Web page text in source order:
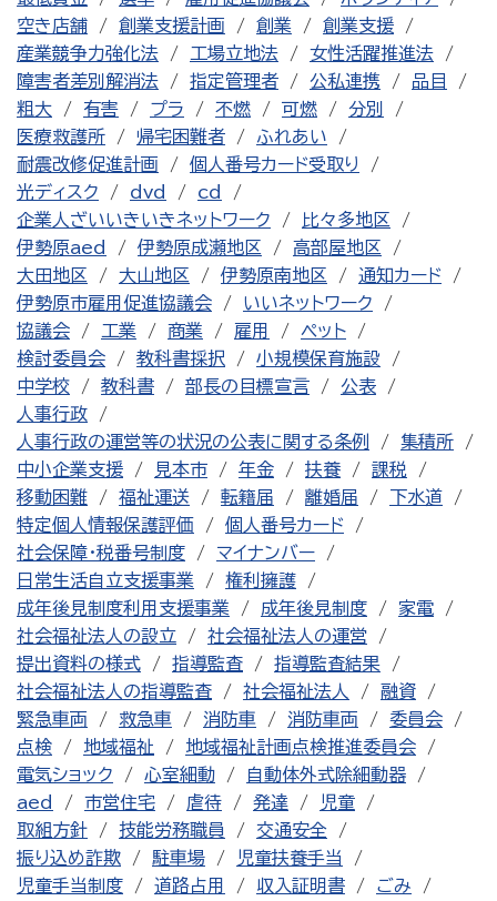
空き店舗
創業支援計画 創業
創業支援
産業競争力強化法
工場立地法
女性活躍推進法
障害者差別解消法
指定管理者 公私連携
品目
粗大
有害 プラ 不燃 可燃
分別
医療救護所
帰宅困難者
ふれあい
耐震改修促進計画
個人番号カード受取り
光ディスク
dvd
cd
企業人ざいいきいきネットワーク
比々多地区
伊勢原aed
伊勢原成瀬地区
高部屋地区
大田地区
大山地区 伊勢原南地区
通知カード
伊勢原市雇用促進協議会
いいネットワーク
協議会
工業 商業 雇用
ペット
検討委員会
教科書採択
小規模保育施設
中学校
教科書 部長の目標宣言
公表
人事行政
人事行政の運営等の状況の公表に関する条例
集積所
中小企業支援
見本市 年金 扶養
課税
移動困難
福祉運送 転籍届 離婚届
下水道
特定個人情報保護評価
個人番号カード
社会保障・税番号制度
マイナンバー
日常生活自立支援事業
権利擁護
成年後見制度利用支援事業
成年後見制度
家電
社会福祉法人の設立
社会福祉法人の運営
提出資料の様式
指導監査
指導監査結果
社会福祉法人の指導監査
社会福祉法人
融資
緊急車両
救急車 消防車 消防車両
委員会
点検
地域福祉
地域福祉計画点検推進委員会
電気ショック
心室細動
自動体外式除細動器
aed
市営住宅 虐待 発達
児童
取組方針
技能労務職員
交通安全
振り込め詐欺
駐車場
児童扶養手当
児童手当制度
道路占用 収入証明書 ごみ